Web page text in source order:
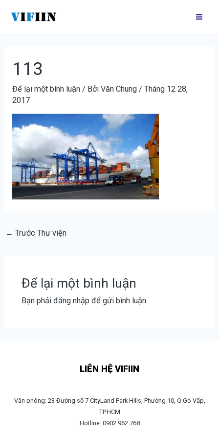
nội
113
Để lại một bình luận / BởiVăn Chung /Tháng 12 28,
2017
hướng
bài
← Trước Thư viện
Để lại một bình luận
Bạn phải đăng nhậpđể gửi bình luận.
LIÊN HỆ VIFIIN
Văn phòng: 23 Đường số 7 CityLand Park Hills, Phường 10, Q.Gò Vấp,
TP.HCM
Hotline: 0902.962.768